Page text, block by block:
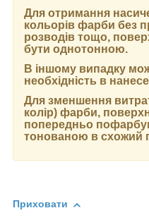
Для отримання
кольорів фарби без
розводів тощо,
бути однотонною.
В іншому випадку
необхідність в
Для зменшення
колір) фарби,
попередньо
тонованою в схожий
Приховати